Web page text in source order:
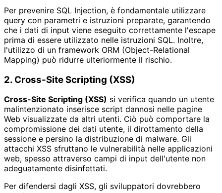
Per prevenire SQL Injection, è fondamentale utilizzare
query con parametri e istruzioni preparate, garantendo
che i dati di input viene eseguito correttamente l'escape
prima di essere utilizzato nelle istruzioni SQL. Inoltre,
l'utilizzo di un framework ORM (Object-Relational
Mapping) può ridurre ulteriormente il rischio.
2. Cross-Site Scripting (XSS)
Cross-Site Scripting (XSS) si verifica quando un utente
malintenzionato inserisce script dannosi nelle pagine
Web visualizzate da altri utenti. Ciò può comportare la
compromissione dei dati utente, il dirottamento della
sessione e persino la distribuzione di malware. Gli
attacchi XSS sfruttano le vulnerabilità nelle applicazioni
web, spesso attraverso campi di input dell'utente non
adeguatamente disinfettati.
Per difendersi dagli XSS, gli sviluppatori dovrebbero